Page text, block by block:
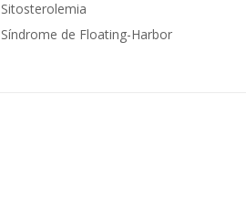
Sitosterolemia
Síndrome de Floating-Harbor